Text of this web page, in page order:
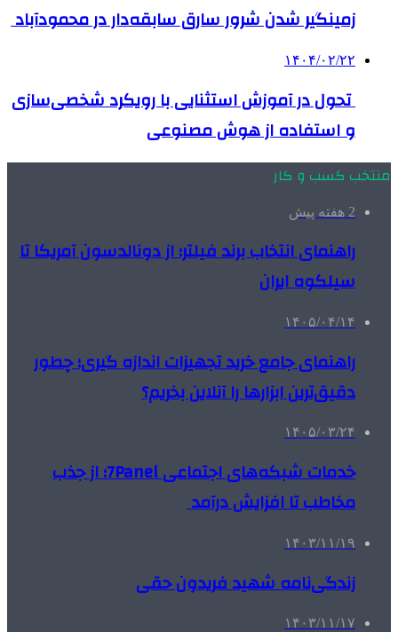
زمینگیر شدن شرور سارق سابقه‌دار در محمودآباد
۱۴۰۴/۰۲/۲۲
تحول در آموزش استثنایی با رویکرد شخصی‌سازی
و استفاده از هوش مصنوعی
منتخب کسب و کار
2 هفته پیش
راهنمای انتخاب برند فیلتر؛ از دونالدسون آمریکا تا
سیلکوه ایران
۱۴۰۵/۰۴/۱۴
راهنمای جامع خرید تجهیزات اندازه گیری؛ چطور
دقیق‌ترین ابزارها را آنلاین بخریم؟
۱۴۰۵/۰۳/۲۴
خدمات شبکه‌های اجتماعی 7Panel؛ از جذب
مخاطب تا افزایش درآمد
۱۴۰۳/۱۱/۱۹
زندگی‌نامه شهید فریدون حقی
۱۴۰۳/۱۱/۱۷